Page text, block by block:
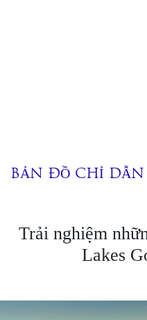
BẢN ĐỒ CHỈ DẪN
Trải nghiệm
Lakes